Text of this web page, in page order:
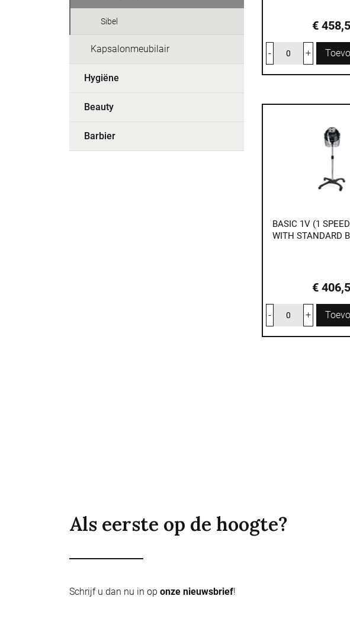
Sibel
Kapsalonmeubilair
Hygiëne
Beauty
Barbier
€
- +
BASIC 1V (1
WITH STANDARD
€
- +
Als eerste op de hoogte?
Schrijf u dan nu in op onze nieuwsbrief!